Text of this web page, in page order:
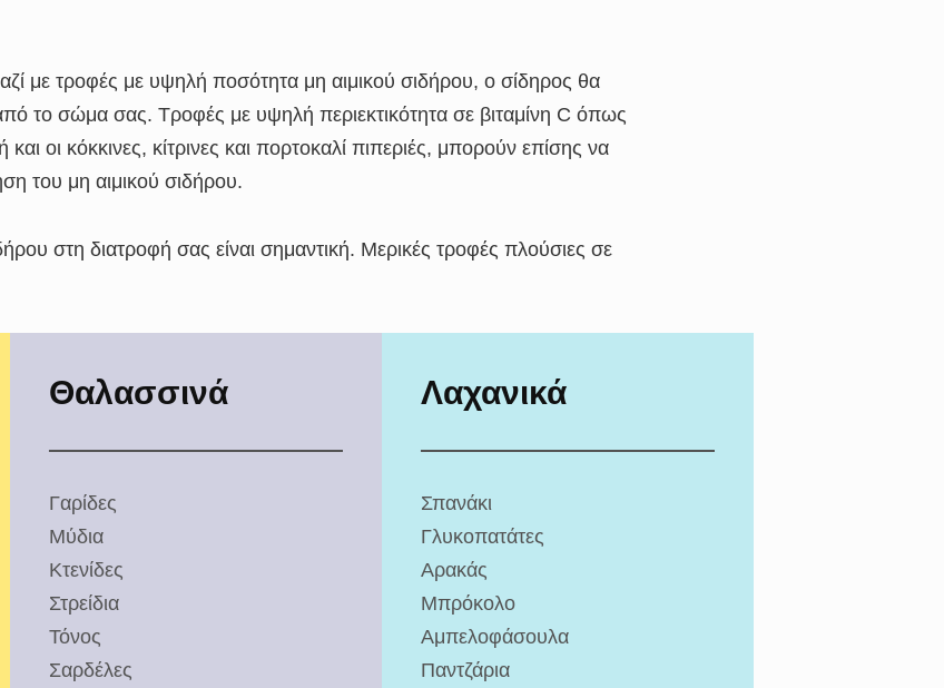
με τροφές με υψηλή ποσότητα μη αιμικού σιδήρου, ο σίδηρος θα
το σώμα σας. Τροφές με υψηλή περιεκτικότητα σε βιταμίνη C όπως
και οι κόκκινες, κίτρινες και πορτοκαλί πιπεριές, μπορούν επίσης να
του μη αιμικού σιδήρου.
στη διατροφή σας είναι σημαντική. Μερικές τροφές πλούσιες σε
Θαλασσινά
Γαρίδες
Μύδια
Κτενίδες
Στρείδια
Τόνος
Σαρδέλες
Λαχανικά
Σπανάκι
Γλυκοπατάτες
Αρακάς
Μπρόκολο
Αμπελοφάσουλα
Παντζάρια